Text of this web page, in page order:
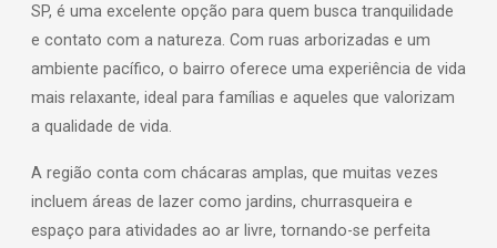
SP, é uma excelente opção para quem busca tranquilidade
e contato com a natureza. Com ruas arborizadas e um
ambiente pacífico, o bairro oferece uma experiência de vida
mais relaxante, ideal para famílias e aqueles que valorizam
a qualidade de vida.
A região conta com chácaras amplas, que muitas vezes
incluem áreas de lazer como jardins, churrasqueira e
espaço para atividades ao ar livre, tornando-se perfeita